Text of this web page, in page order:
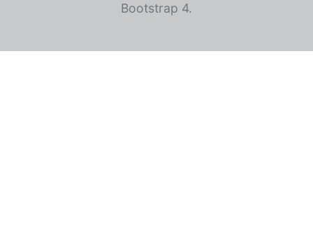
Bootstrap 4.